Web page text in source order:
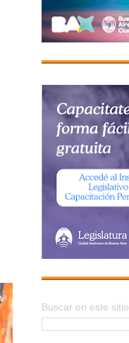
Buscar en este sitio